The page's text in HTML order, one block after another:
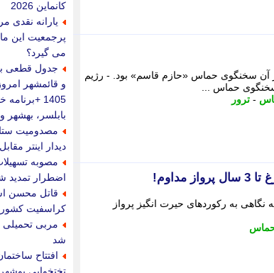
آن سخنگوی حماس «حازم قاسم» بود. - رژیم
حماس ...
- ترور
نگاهی به رکوردهای حیرت انگیز پرواز
کانماین 2026
پرجمعیت این
می گیرد؟
جدول قطعی
1405
بابلسر، بهشهر
مصدومیت
دیدار اینتر
مصوبه
اضطرار تمدید
قاتل محسن
کراسفیت
مربی تحمیلی
شد